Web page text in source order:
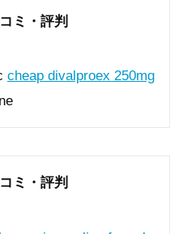
ミ・評判
cheap divalproex 250mg
ミ・評判